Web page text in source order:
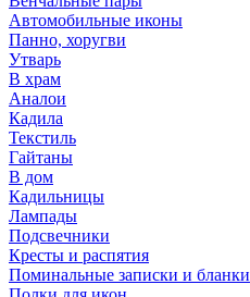
Автомобильные иконы
Панно, хоругви
Утварь
В храм
Аналои
Кадила
Текстиль
Гайтаны
В дом
Кадильницы
Лампады
Подсвечники
Кресты и распятия
Поминальные записки и бланки